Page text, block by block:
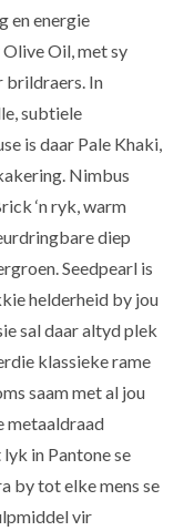
en energie
Oil, met sy
brildraers. In
subtiele
is daar Pale Khaki,
Nimbus
‘n ryk, warm
diep
Seedpearl is
helderheid by jou
sal daar altyd plek
klassieke rame
saam met al jou
metaaldraad
in Pantone se
by tot elke mens se
vir